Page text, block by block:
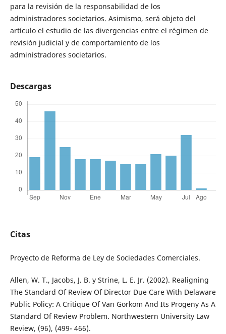
para la revisión de la responsabilidad de los
administradores societarios. Asimismo, será objeto del
artículo el estudio de las divergencias entre el régimen de
revisión judicial y de comportamiento de los
administradores societarios.
Descargas
Citas
Proyecto de Reforma de Ley de Sociedades Comerciales.
Allen, W. T., Jacobs, J. B. y Strine, L. E. Jr. (2002). Realigning
The Standard Of Review Of Director Due Care With Delaware
Public Policy: A Critique Of Van Gorkom And Its Progeny As A
Standard Of Review Problem. Northwestern University Law
Review, (96), (499- 466).